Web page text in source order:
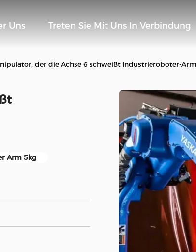
Uns Treten Sie Mit Uns In Verbindung
der die Achse 6 schweißt Industrieroboter-
Arm 5kg